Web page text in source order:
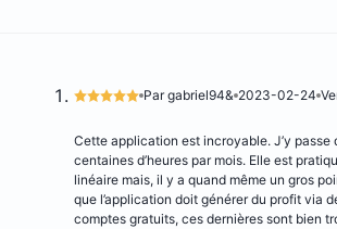
Par gabriel94& 2023-02-24
Cette application est incroyable. J’y passe
centaines d’heures par mois. Elle est
linéaire mais, il y a quand même un gros
que l’application doit générer du profit via
comptes gratuits, ces dernières sont bien